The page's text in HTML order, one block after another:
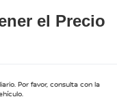
el Precio
Por favor, consulta con la